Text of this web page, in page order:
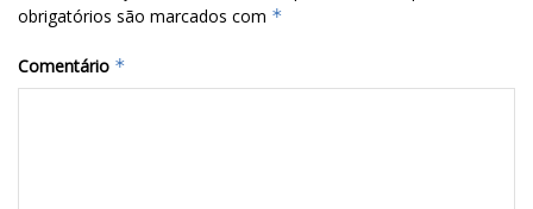
obrigatórios são marcados com *
Comentário *